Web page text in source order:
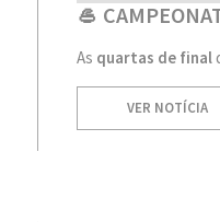
🥌
As quartas de final
VER NOTÍCIA